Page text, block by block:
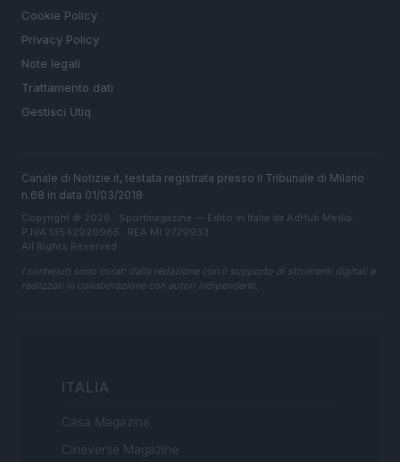
Cookie Policy
Privacy Policy
Note legali
Trattamento dati
Gestisci Utiq
Canale di Notizie.it, testata registrata presso il Tribunale di Milano
n.68 in data 01/03/2018
Copyright © 2026 · Sportmagazine — Edito in Italia da AdHub Media
P.IVA 13542920965 · REA MI 2729933
All Rights Reserved
I contenuti sono curati dalla redazione con il supporto di strumenti digitali e
realizzati in collaborazione con autori indipendenti.
ITALIA
Casa Magazine
Cineverse Magazine